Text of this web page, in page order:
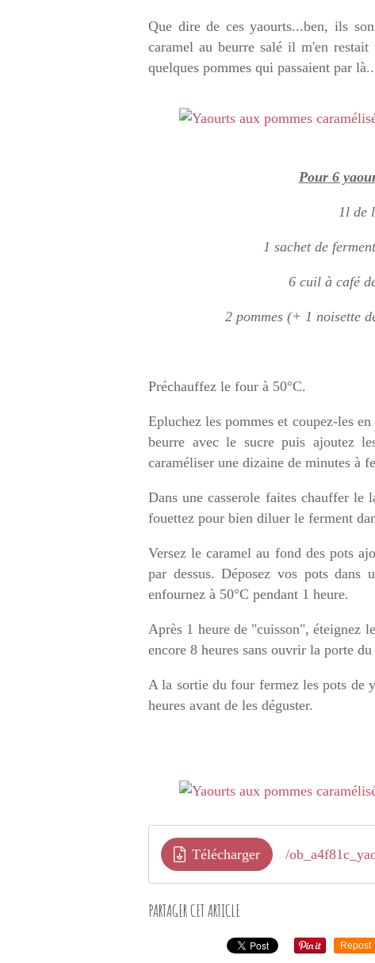
Que dire de ces yaourts...ben, ils
caramel au beurre salé il m'en
quelques pommes qui passaient par
Pour 6
1l de
1 sachet de
6 cuil à café
2 pommes (+ 1 noisette
Préchauffez le four à 50°C.
Epluchez les pommes et coupez-les
beurre avec le sucre puis ajoutez
caraméliser une dizaine de minutes à
Dans une casserole faites chauffer
fouettez pour bien diluer le ferment
Versez le caramel au fond des pots
par dessus. Déposez vos pots
enfournez à 50°C pendant 1 heure.
Après 1 heure de "cuisson", éteignez
encore 8 heures sans ouvrir la porte du
A la sortie du four fermez les pots de
heures avant de les déguster.
Télécharger /
PARTAGER CET ARTICLE
Repost